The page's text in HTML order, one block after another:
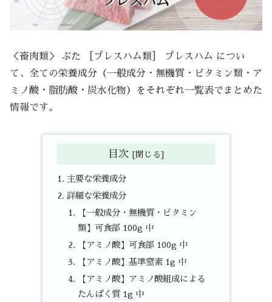
＜畜肉類＞ ぶた ［プレスハム類］ プレスハム につい
て、全ての栄養成分（一般成分・無機質・ビタミン類・ア
ミノ酸・脂肪酸・炭水化物）をそれぞれ一覧表でまとめた
情報です。
目次
主要な栄養成分
詳細な栄養成分
【一般成分・無機質・ビタミン
類】可食部 100g 中
【アミノ酸】可食部 100g 中
【アミノ酸】基準窒素 1g 中
【アミノ酸】アミノ酸組成による
たんぱく質 1g 中